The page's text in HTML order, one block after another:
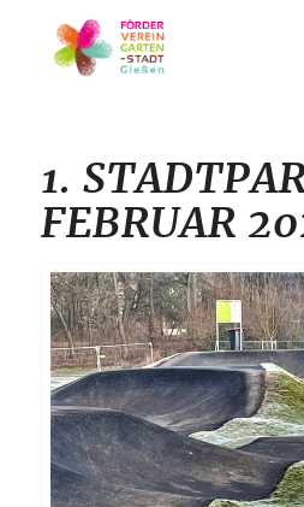
1.
FEBRUAR